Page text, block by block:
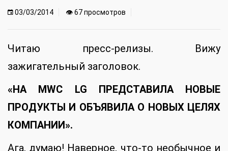
03/03/2014 👁 67 просмотров
Читаю пресс-релизы. Вижу
зажигательный заголовок.
«НА MWC LG ПРЕДСТАВИЛА НОВЫЕ
ПРОДУКТЫ И ОБЪЯВИЛА О НОВЫХ ЦЕЛЯХ
КОМПАНИИ».
Ага, думаю! Наверное, что-то необычное и